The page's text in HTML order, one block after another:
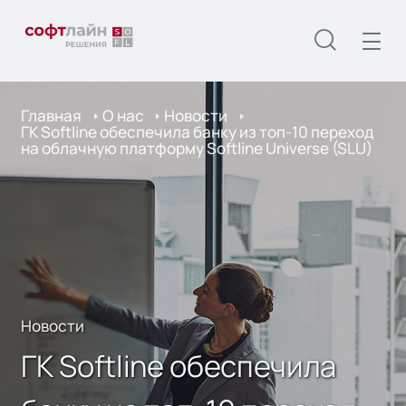
Главная О нас Новости
ГК Softline обеспечила банку из топ-10 переход
на облачную платформу Softline Universe (SLU)
Новости
ГК Softline обеспечила